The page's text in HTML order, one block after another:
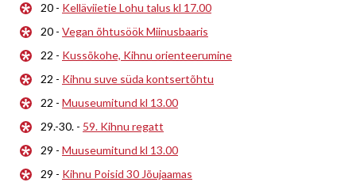
20 - Kelläviietie Lohu talus kl 17.00
20 - Vegan õhtusöök Miinusbaaris
22 - Kussõkohe, Kihnu orienteerumine
22 - Kihnu suve süda kontsertõhtu
22 - Muuseumitund kl 13.00
29.-30. - 59. Kihnu regatt
29 - Muuseumitund kl 13.00
29 - Kihnu Poisid 30 Jõujaamas